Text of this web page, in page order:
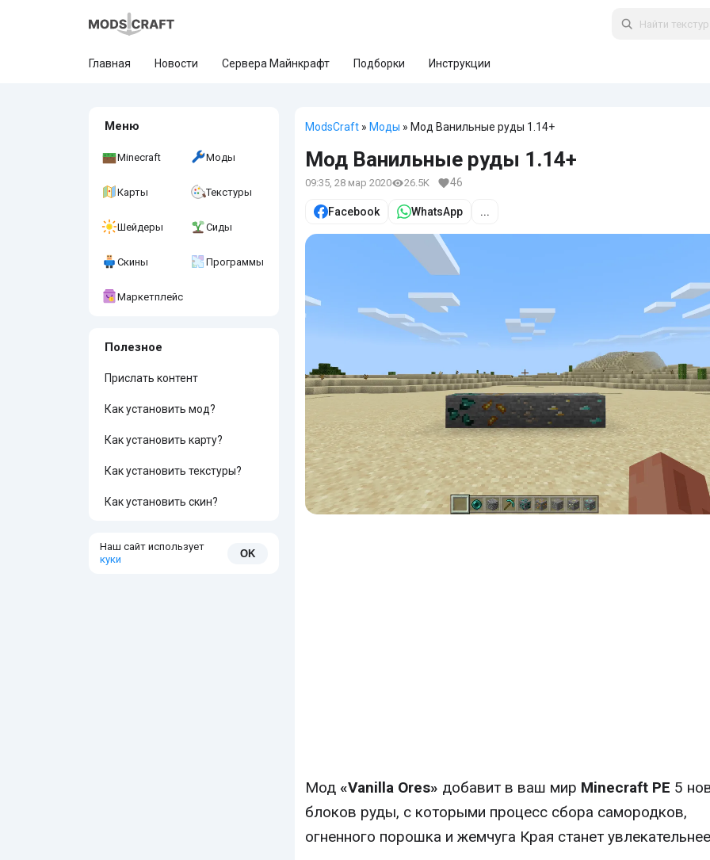
Главная Новости Сервера Майнкрафт Подборки Инструкции
Меню
Minecraft Моды
Карты Текстуры
Шейдеры Сиды
Скины Программы
Маркетплейс
Полезное
Прислать контент
Как установить мод?
Как установить карту?
Как установить текстуры?
Как установить скин?
Наш сайт использует
куки
OK
ModsCraft » Моды » Мод Ванильные руды 1.14+
Мод Ванильные руды 1.14+
09:35, 28 мар 2020 26.5K 46
Facebook WhatsApp ...
Мод «Vanilla Ores» добавит в ваш мир Minecraft PE 5
блоков руды, с которыми процесс сбора самородков,
огненного порошка и жемчуга Края станет